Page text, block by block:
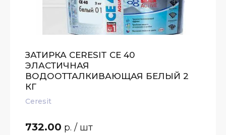
ЗАТИРКА CERESIT CE 40
ЭЛАСТИЧНАЯ
ВОДООТТАЛКИВАЮЩАЯ БЕЛЫЙ 2
КГ
Ceresit
732.00 р. / шт